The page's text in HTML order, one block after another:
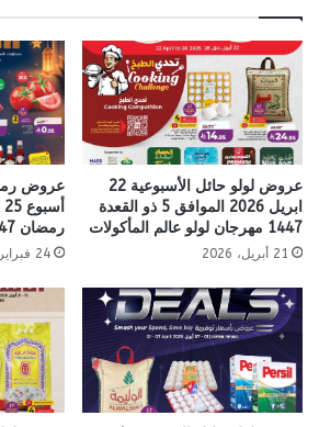
عروض لولو حائل الأسبوعية 22
ابريل 2026 الموافق 5 ذو القعدة
1447 مهرجان لولو عالم المأكولات
21 أبريل، 2026
عروض
رمضان 1447 عروض شهر الخير
24 فبراير، 2026